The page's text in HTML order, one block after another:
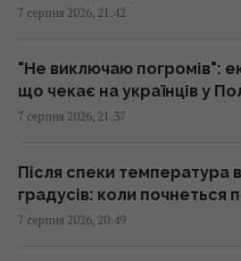
Росія встановила
кілометрів від України
20:35 п'ятниця, 07 серпня 2026
назвали 7 корисних каш
20:22 п'ятниця, 07 серпня 2026
7 серпня 2026, 21:42
"Не виключаю погромів":
що чекає на українців у
7 серпня 2026, 21:37
Після спеки температура
градусів: коли почнеться
7 серпня 2026, 20:49